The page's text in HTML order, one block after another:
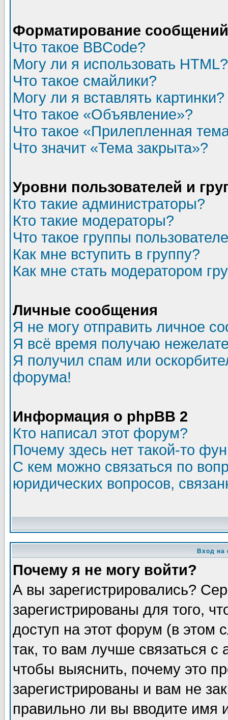
Форматирование
Что такое BBCode?
Могу ли я использовать HTML?
Что такое смайлики?
Могу ли я вставлять картинки?
Что такое «Объявление»?
Что такое «Прилепленная
Что значит «Тема закрыта»?
Уровни пользователей и
Кто такие администраторы?
Кто такие модераторы?
Что такое группы
Как мне вступить в группу?
Как мне стать модератором
Личные сообщения
Я не могу отправить личное
Я всё время получаю
Я получил спам или
форума!
Информация о phpBB 2
Кто написал этот форум?
Почему здесь нет такой-то
С кем можно связаться по
юридических вопросов,
Вход на
Почему я не могу войти?
А вы зарегистрировались?
зарегистрированы для того,
доступ на этот форум (в этом
так, то вам лучше связаться
чтобы выяснить, почему это
зарегистрированы и вам не
правильно ли вы вводите